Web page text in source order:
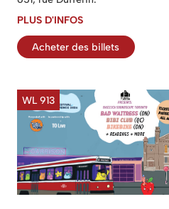
PLUS D'INFOS
Acheter des billets
WL 913